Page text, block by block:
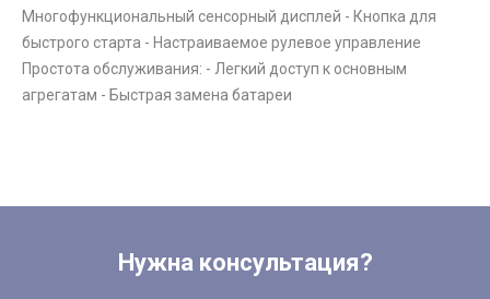
Многофункциональный сенсорный дисплей - Кнопка для
быстрого старта - Настраиваемое рулевое управление
Простота обслуживания: - Легкий доступ к основным
агрегатам - Быстрая замена батареи
Нужна консультация?